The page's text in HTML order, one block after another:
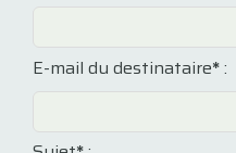
E-mail du destinataire*: